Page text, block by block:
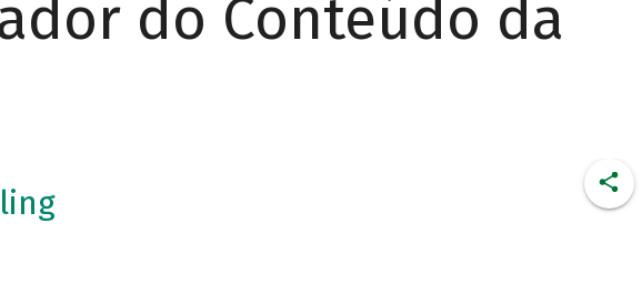
do Conteúdo da